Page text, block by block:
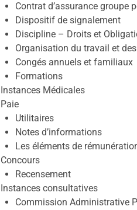
Contrat d’assurance groupe
Dispositif de signalement
Discipline – Droits et
Organisation du travail et
Congés annuels et familiaux
Formations
Instances Médicales
Paie
Utilitaires
Notes d’informations
Les éléments de
Concours
Recensement
Instances consultatives
Commission Administrative